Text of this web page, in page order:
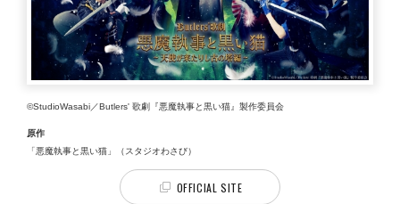
©StudioWasabi／Butlers' 歌劇『悪魔執事と黒い猫』製作委員会
原作
「悪魔執事と黒い猫」（スタジオわさび）
OFFICIAL SITE